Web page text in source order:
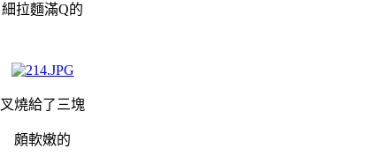
細拉麵滿Q的
叉燒給了三塊
頗軟嫩的